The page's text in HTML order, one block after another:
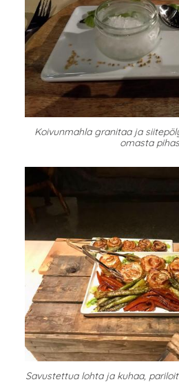
Koivunmahla granitaa ja
omasta
Savustettua lohta ja kuhaa,